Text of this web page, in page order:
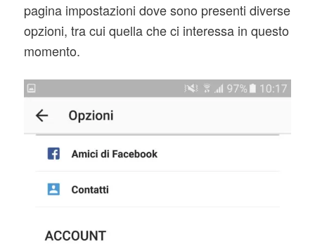
pagina impostazioni dove sono presenti diverse
opzioni, tra cui quella che ci interessa in questo
momento.